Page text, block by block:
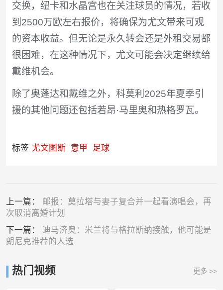
交换，纽卡和水晶宫也在关注球员的情况，若收
到2500万欧左右报价，将确保为尤文带来可观
的资本收益。但无论是永久转会还是外租交易都
很困难，在这种情况下，尤文可能会决定继续给
戴维机会。
除了奥蓬达和戴维之外，科莫利2025年夏季引
援的其他问题还包括若昂·马里奥和热格罗瓦。
标签 尤文图斯 意甲 足球
上一篇： 邮报：莫拉塔与妻子复合并一起看演唱会，再
次取消离婚计划
下一篇： 迪马济奥：米兰将与格拉斯纳接触，他可能是
朗尼克推荐的人选
热门视频 更多 >>